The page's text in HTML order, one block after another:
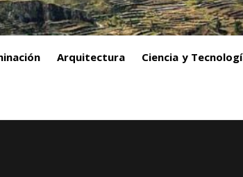
Arquitectura Ciencia y